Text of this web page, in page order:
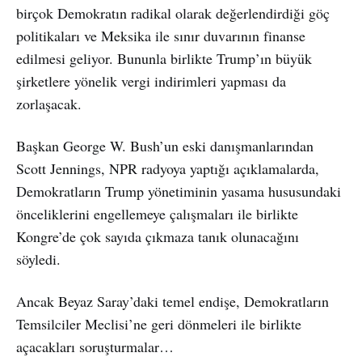
birçok Demokratın radikal olarak değerlendirdiği göç
politikaları ve Meksika ile sınır duvarının finanse
edilmesi geliyor. Bununla birlikte Trump’ın büyük
şirketlere yönelik vergi indirimleri yapması da
zorlaşacak.
Başkan George W. Bush’un eski danışmanlarından
Scott Jennings, NPR radyoya yaptığı açıklamalarda,
Demokratların Trump yönetiminin yasama hususundaki
önceliklerini engellemeye çalışmaları ile birlikte
Kongre’de çok sayıda çıkmaza tanık olunacağını
söyledi.
Ancak Beyaz Saray’daki temel endişe, Demokratların
Temsilciler Meclisi’ne geri dönmeleri ile birlikte
açacakları soruşturmalar…